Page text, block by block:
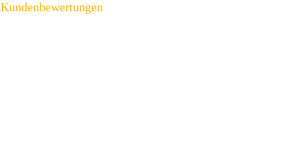
Kundenbewertungen